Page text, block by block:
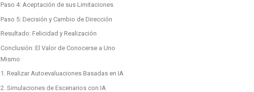
Paso 4: Aceptación de sus Limitaciones
Paso 5: Decisión y Cambio de Dirección
Resultado: Felicidad y Realización
Conclusión: El Valor de Conocerse a Uno
Mismo
1. Realizar Autoevaluaciones Basadas en IA
2. Simulaciones de Escenarios con IA